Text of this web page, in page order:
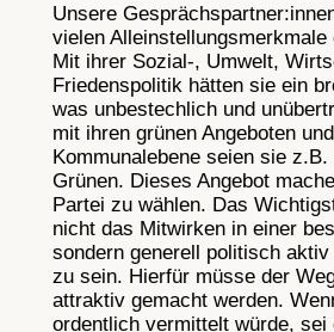
Unsere
vielen Alleinstellungsmerkmale
Mit ihrer Sozial-, Umwelt,
Friedenspolitik hätten sie ein
was unbestechlich und
mit ihren grünen Angeboten
Kommunalebene seien sie
Grünen. Dieses Angebot
Partei zu wählen. Das
nicht das Mitwirken in einer
sondern generell politisch aktiv
zu sein. Hierfür müsse der
attraktiv gemacht werden.
ordentlich vermittelt würde, sei